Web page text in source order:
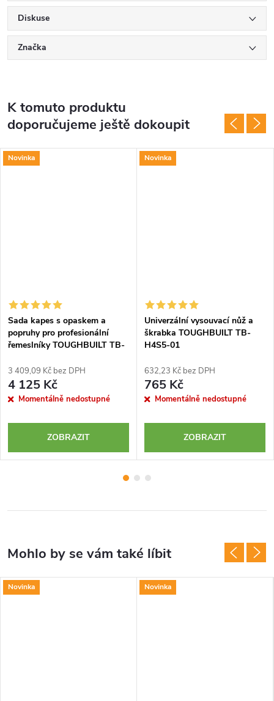
Diskuse
Značka
K tomuto produktu
doporučujeme ještě dokoupit
Novinka
Sada kapes s opaskem a
popruhy pro profesionální
řemeslníky TOUGHBUILT TB-
3 409,09 Kč bez DPH
4 125 Kč
Momentálně nedostupné
ZOBRAZIT
Novinka
Univerzální vysouvací nůž a
škrabka TOUGHBUILT TB-
H4S5-01
632,23 Kč bez DPH
765 Kč
Momentálně nedostupné
ZOBRAZIT
Novinka Novinka